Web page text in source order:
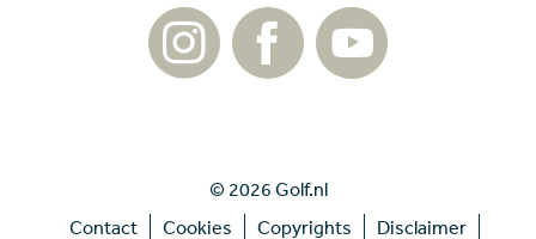
© 2026 Golf.nl
Contact
Cookies Copyrights Disclaimer